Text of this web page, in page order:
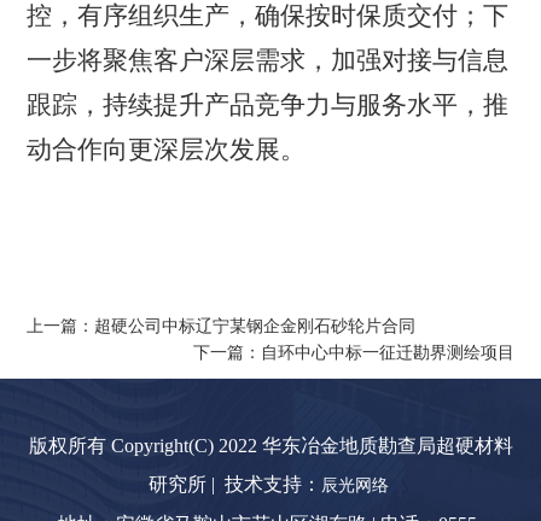
控，有序组织生产，确保按时保质交付；下
一步将聚焦客户深层需求，加强对接与信息
跟踪，持续提升产品竞争力与服务水平，推
动合作向更深层次发展。
上一篇：超硬公司中标辽宁某钢企金刚石砂轮片合同
下一篇：自环中心中标一征迁勘界测绘项目
版权所有 Copyright(C) 2022 华东冶金地质勘查局超硬材料
研究所 | 技术支持： 辰光网络